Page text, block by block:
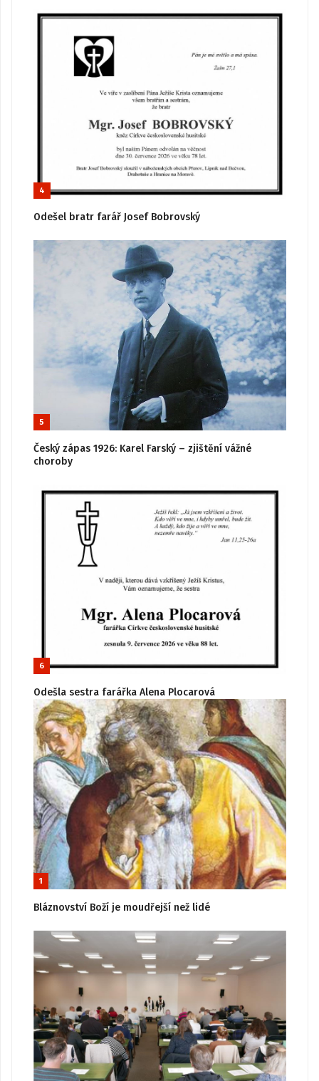
4
Odešel bratr farář Josef Bobrovský
5
Český zápas 1926: Karel Farský – zjištění vážné
choroby
6
Odešla sestra farářka Alena Plocarová
1
Bláznovství Boží je moudřejší než lidé